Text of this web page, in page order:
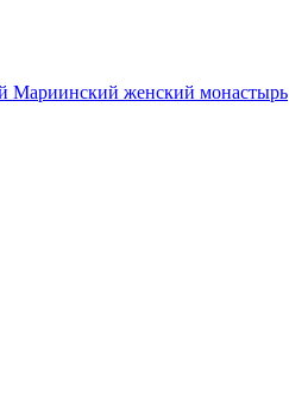
Мариинский женский монастырь